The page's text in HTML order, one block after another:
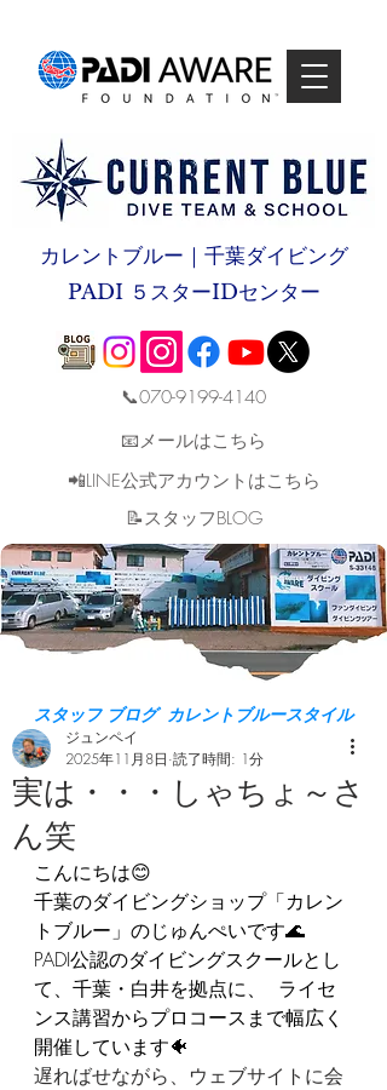
カレントブルー｜千葉ダイビング
PADI ５スターIDセンター
📞070-9199-4140
📧メールはこちら
📲LINE公式アカウントはこちら
​📝スタッフBLOG
スタッフ ブログ カレントブルースタイル
実は・・・しゃちょ～さ
ん笑
ジュンペイ
2025年11月8日 読了時間: 1分
こんにちは😊
千葉のダイビングショップ「カレン
トブルー」のじゅんぺいです🌊
PADI公認のダイビングスクールとし
て、千葉・白井を拠点に、  ライセ
ンス講習からプロコースまで幅広く
開催しています🐠
遅ればせながら、ウェブサイトに会